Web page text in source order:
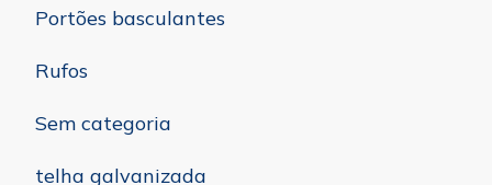
Portões basculantes
Rufos
Sem categoria
telha galvanizada